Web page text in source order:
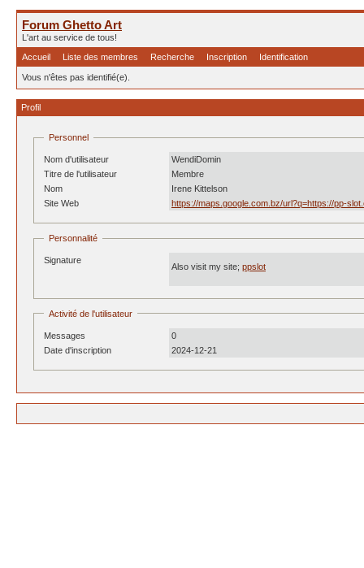
Forum Ghetto Art
L'art au service de tous!
Accueil
Liste des membres Recherche Inscription Identification
Vous n'êtes pas identifié(e).
Profil
Personnel
Nom d'utilisateur
WendiDomin
Titre de l'utilisateur
Membre
Nom
Irene Kittelson
Site Web
https://maps.google.com.bz/url?q=https://pp-
Personnalité
Signature
Also visit my site; ppslot
Activité de l'utilisateur
Messages
0
Date d'inscription
2024-12-21